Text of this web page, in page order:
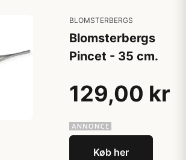
BLOMSTERBERGS
Blomsterbergs
Pincet - 35 cm.
129,00 kr
Køb her